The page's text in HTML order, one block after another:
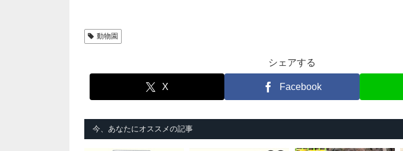
動物園
シェアする
X Facebook
今、あなたにオススメの記事